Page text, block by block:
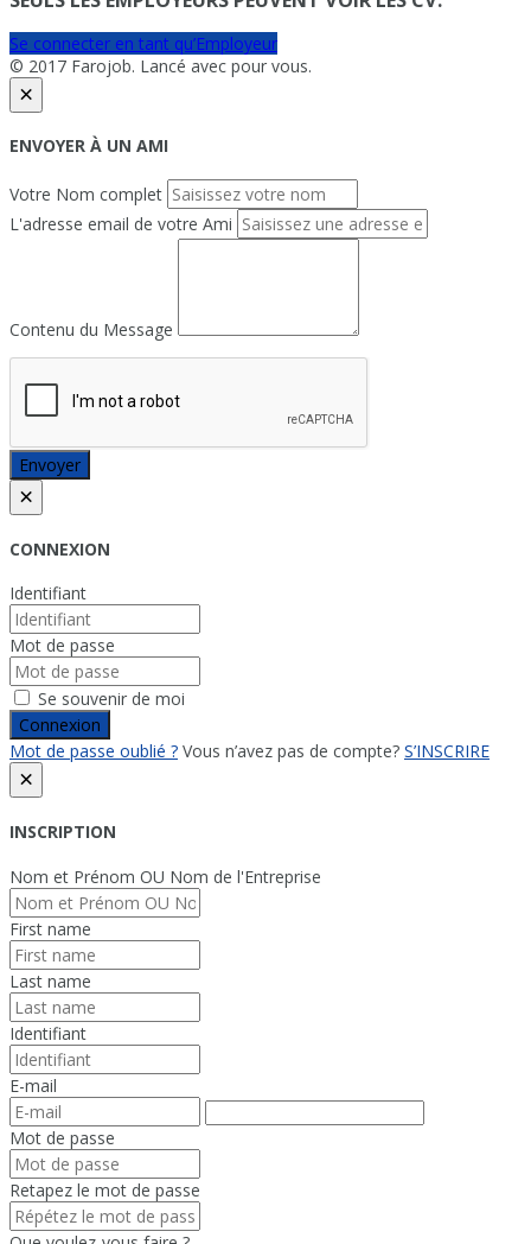
Se connecter en tant qu’Employeur
© 2017 Farojob. Lancé avec pour vous.
×
ENVOYER À UN AMI
Votre Nom complet
L'adresse email de votre Ami
Contenu du Message
Envoyer
×
CONNEXION
Identifiant
Mot de passe
Se souvenir de moi
Connexion
Mot de passe oublié ? Vous n’avez pas de compte? S’INSCRIRE
×
INSCRIPTION
Nom et Prénom OU Nom de l'Entreprise
First name
Last name
Identifiant
E-mail
Mot de passe
Retapez le mot de passe